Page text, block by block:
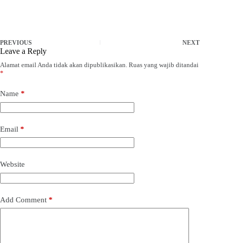
PREVIOUS NEXT
Leave a Reply
Alamat email Anda tidak akan dipublikasikan. Ruas yang wajib ditandai
*
Name *
Email *
Website
Add Comment *